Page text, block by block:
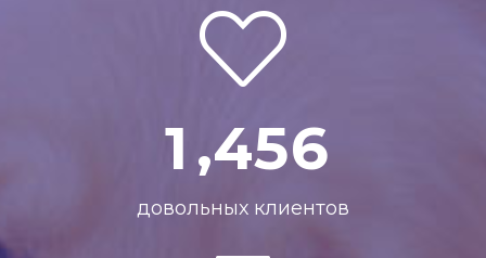
1 ,456
довольных клиентов